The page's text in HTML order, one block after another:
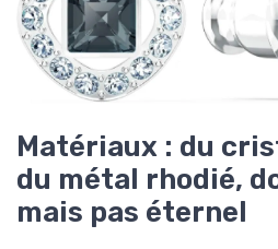
Matériaux : du
du métal rhodié,
mais pas éternel